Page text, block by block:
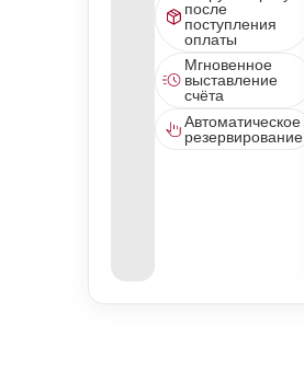
после
поступления
оплаты
Мгновенное
выставление
счёта
Автоматическое
резервирование